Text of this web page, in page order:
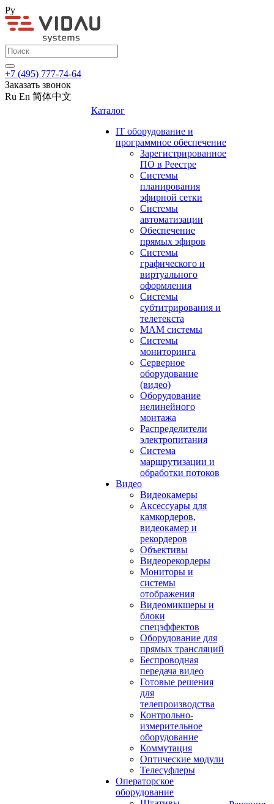
Ру
+7 (495) 777-74-64
Заказать звонок
Ru En 简体中文
Каталог
IT оборудование и
программное обеспечение
Зарегистрированное
ПО в Реестре
Системы
планирования
эфирной сетки
Системы
автоматизации
Обеспечение
прямых эфиров
Системы
графического и
виртуального
оформления
Системы
субтитрирования и
телетекста
MAM системы
Системы
мониторинга
Серверное
оборудование
(видео)
Оборудование
нелинейного
монтажа
Распределители
электропитания
Система
маршрутизации и
обработки потоков
Видео
Видеокамеры
Аксессуары для
камкордеров,
видеокамер и
рекордеров
Объективы
Видеорекордеры
Мониторы и
системы
отображения
Видеомикшеры и
блоки
спецэффектов
Оборудование для
прямых трансляций
Беспроводная
передача видео
Готовые решения
для
телепроизводства
Контрольно-
измерительное
оборудование
Коммутация
Оптические модули
Телесуфлеры
Операторское
оборудование